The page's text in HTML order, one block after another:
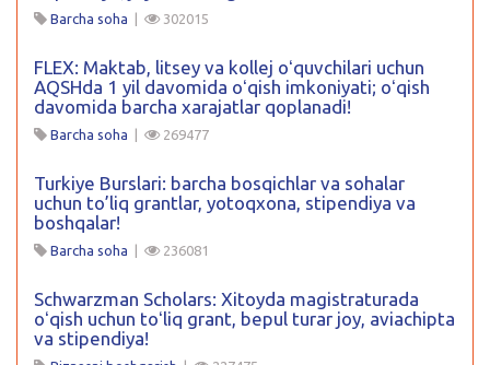
Barcha soha 302015
FLEX: Maktab, litsey va kollej oʻquvchilari uchun
AQSHda 1 yil davomida oʻqish imkoniyati; oʻqish
davomida barcha xarajatlar qoplanadi!
Barcha soha 269477
Turkiye Burslari: barcha bosqichlar va sohalar
uchun to’liq grantlar, yotoqxona, stipendiya va
boshqalar!
Barcha soha 236081
Schwarzman Scholars: Xitoyda magistraturada
oʻqish uchun toʻliq grant, bepul turar joy, aviachipta
va stipendiya!